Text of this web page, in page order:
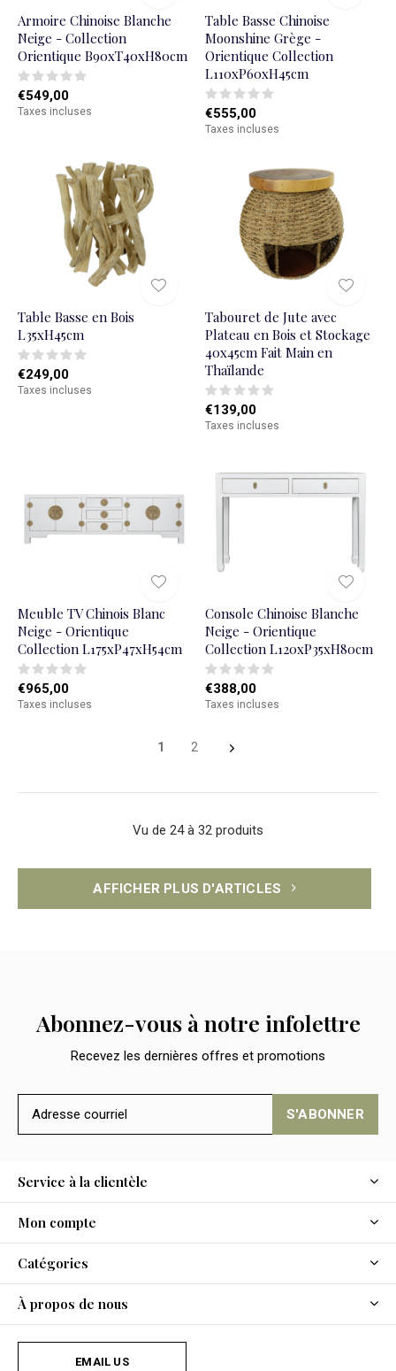
Armoire Chinoise Blanche
Neige - Collection
Orientique B90xT40xH80cm
€549,00
Taxes incluses
Table Basse Chinoise
Moonshine Grège -
Orientique Collection
L110xP60xH45cm
€555,00
Taxes incluses
Table Basse en Bois
L35xH45cm
€249,00
Taxes incluses
Tabouret de Jute avec
Plateau en Bois et Stockage
40x45cm Fait Main en
Thaïlande
€139,00
Taxes incluses
Meuble TV Chinois Blanc
Neige - Orientique
Collection L175xP47xH54cm
€965,00
Taxes incluses
Console Chinoise Blanche
Neige - Orientique
Collection L120xP35xH80cm
€388,00
Taxes incluses
1 2
Vu de 24 à 32 produits
AFFICHER PLUS D'ARTICLES
Abonnez-vous à notre infolettre
Recevez les dernières offres et promotions
S'ABONNER
Service à la clientèle
Mon compte
Catégories
À propos de nous
EMAIL US